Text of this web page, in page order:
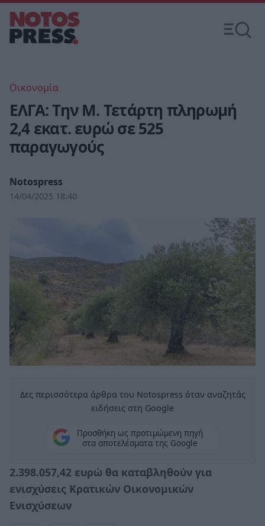
Οικονομία
ΕΛΓΑ: Την Μ. Τετάρτη πληρωμή
2,4 εκατ. ευρώ σε 525
παραγωγούς
Notospress
14/04/2025 18:40
Δες περισσότερα άρθρα του Notospress όταν αναζητάς
ειδήσεις στη Google
Προσθήκη ως προτιμώμενη πηγή
στα αποτελέσματα της Google
2.398.057,42 ευρώ θα καταβληθούν για
ενισχύσεις Κρατικών Οικονομικών
Ενισχύσεων